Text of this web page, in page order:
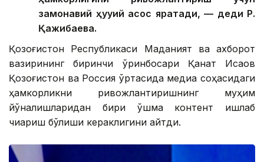
замонавий ҳуқуқий асос яратади, — деди Р.
Қажибаева.
Қозоғистон Республикаси Маданият ва ахборот
вазирининг биринчи ўринбосари Қанат Исқақов
Қозоғистон ва Россия ўртасида медиа соҳасидаги
ҳамкорликни ривожлантиришнинг муҳим
йўналишларидан бири қўшма контент ишлаб
чиқариш бўлиши кераклигини айтди.